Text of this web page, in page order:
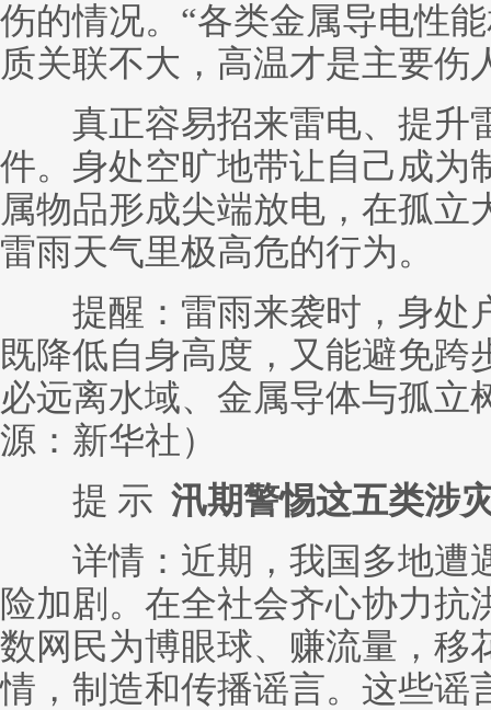
伤的情况。“各类金属导电性
质关联不大，高温才是主要伤
真正容易招来雷电、提升
件。身处空旷地带让自己成为
属物品形成尖端放电，在孤立
雷雨天气里极高危的行为。
提醒：雷雨来袭时，身处
既降低自身高度，又能避免跨
必远离水域、金属导体与孤立
源：新华社）
提 示 汛期警惕这五类涉
详情：近期，我国多地遭
险加剧。在全社会齐心协力抗
数网民为博眼球、赚流量，移
情，制造和传播谣言。这些谣